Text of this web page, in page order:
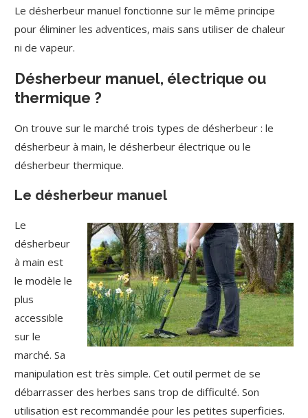
Le désherbeur manuel fonctionne sur le même principe
pour éliminer les adventices, mais sans utiliser de chaleur
ni de vapeur.
Désherbeur manuel, électrique ou
thermique ?
On trouve sur le marché trois types de désherbeur : le
désherbeur à main, le désherbeur électrique ou le
désherbeur thermique.
Le désherbeur manuel
Le
désherbeur
à main est
le modèle le
plus
accessible
sur le
marché. Sa
manipulation est très simple. Cet outil permet de se
débarrasser des herbes sans trop de difficulté. Son
utilisation est recommandée pour les petites superficies.